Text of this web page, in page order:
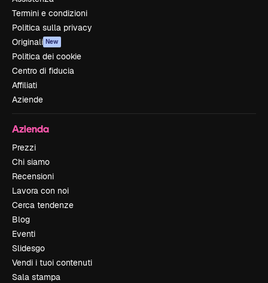
Termini e condizioni
Politica sulla privacy
Originali New
Politica dei cookie
Centro di fiducia
Affiliati
Aziende
Azienda
Prezzi
Chi siamo
Recensioni
Lavora con noi
Cerca tendenze
Blog
Eventi
Slidesgo
Vendi i tuoi contenuti
Sala stampa